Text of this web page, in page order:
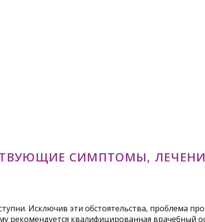
СИМПТОМЫ,
Исключив эти обстоятельства, проблема
рекомендуется квалифицированная врачебный